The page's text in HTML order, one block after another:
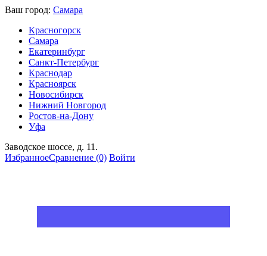
Ваш город: Самара
Красногорск
Самара
Екатеринбург
Санкт-Петербург
Краснодар
Красноярск
Новосибирск
Нижний Новгород
Ростов-на-Дону
Уфа
Заводское шоссе, д. 11.
ИзбранноеСравнение (0) Войти